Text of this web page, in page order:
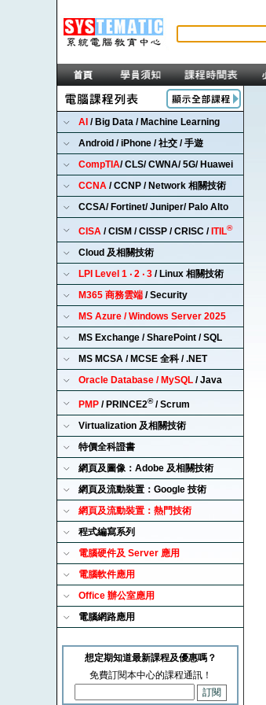
AI / Big Data / Machine Learning
Android / iPhone / 社交 / 手遊
CompTIA/ CLS/ CWNA/ 5G/ Huawei
CCNA / CCNP / Network 相關技術
CCSA/ Fortinet/ Juniper/ Palo Alto
CISA / CISM / CISSP / CRISC / ITIL®
Cloud 及相關技術
LPI Level 1 ‧ 2 ‧ 3 / Linux 相關技術
M365 商務雲端 / Security
MS Azure / Windows Server 2025
MS Exchange / SharePoint / SQL
MS MCSA / MCSE 全科 / .NET
Oracle Database / MySQL / Java
PMP / PRINCE2®/ Scrum
Virtualization 及相關技術
特價全科證書
網頁及圖像：Adobe 及相關技術
網頁及流動裝置：Google 技術
網頁及流動裝置：熱門技術
程式編寫系列
電腦硬件及 Server 應用
電腦軟件應用
Office 辦公室應用
電腦網路應用
想定期知道最新課程及優惠嗎？
免費訂閱本中心的課程通訊！